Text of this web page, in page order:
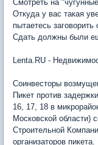
Смотреть на
Откуда у вас такая
пытаетесь
Сдать должны были
Lenta.RU -
Соинвесторы
Пикет против
16, 17, 18 в
Московской области)
Строительной
организаторов